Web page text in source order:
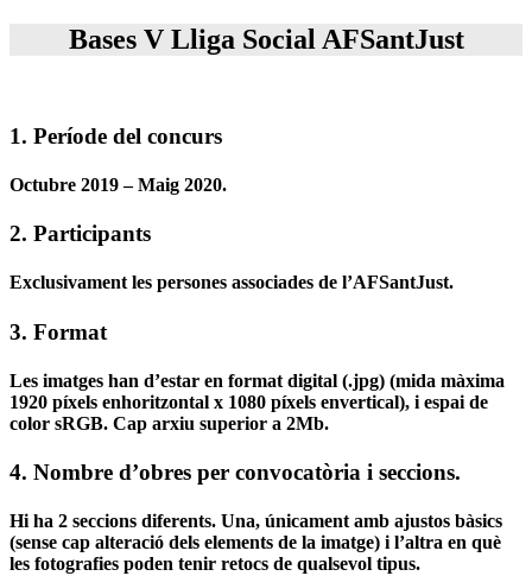
Bases V Lliga Social AFSantJust
1. Període del concurs
Octubre 2019 – Maig 2020.
2. Participants
Exclusivament les persones associades de l’AFSantJust.
3. Format
Les imatges han d’estar en format digital (.jpg) (mida màxima
1920 píxels enhoritzontal x 1080 píxels envertical), i espai de
color sRGB. Cap arxiu superior a 2Mb.
4. Nombre d’obres per convocatòria i seccions.
Hi ha 2 seccions diferents. Una, únicament amb ajustos bàsics
(sense cap alteració dels elements de la imatge) i l’altra en què
les fotografies poden tenir retocs de qualsevol tipus.